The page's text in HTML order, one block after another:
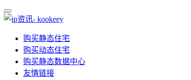
购买静态住宅
购买动态住宅
购买静态数据中心
友情链接